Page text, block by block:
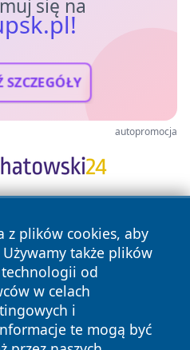
się na
SZCZEGÓŁY
autopromocja
z plików cookies, aby
Używamy także plików
od
w celach
i
te mogą być
Wszystkie prawa zastrzeżone.